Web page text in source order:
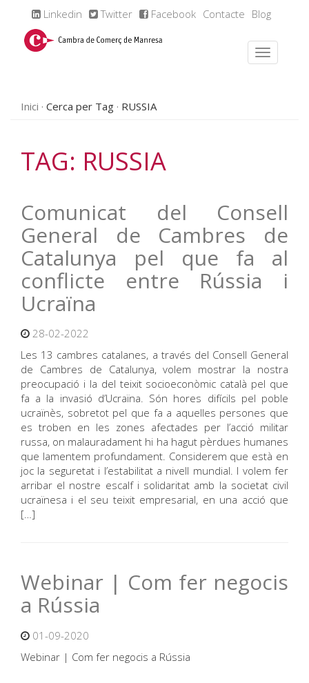
Linkedin Twitter Facebook Contacte Blog
Inici Cerca per Tag RUSSIA
TAG: RUSSIA
Comunicat del Consell
General de Cambres de
Catalunya pel que fa al
conflicte entre Rússia i
Ucraïna
28-02-2022
Les 13 cambres catalanes, a través del Consell General
de Cambres de Catalunya, volem mostrar la nostra
preocupació i la del teixit socioeconòmic català pel que
fa a la invasió d’Ucraïna. Són hores difícils pel poble
ucraïnès, sobretot pel que fa a aquelles persones que
es troben en les zones afectades per l’acció militar
russa, on malauradament hi ha hagut pèrdues humanes
que lamentem profundament. Considerem que està en
joc la seguretat i l’estabilitat a nivell mundial. I volem fer
arribar el nostre escalf i solidaritat amb la societat civil
ucraïnesa i el seu teixit empresarial, en una acció que
[…]
Webinar | Com fer negocis
a Rússia
01-09-2020
Webinar | Com fer negocis a Rússia